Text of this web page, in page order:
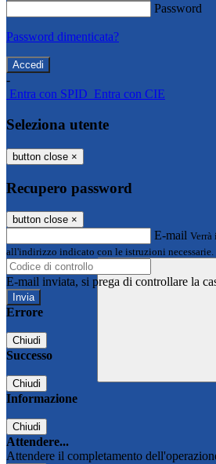
Password
Password dimenticata?
-
Entra con SPID Entra con CIE
Seleziona utente
button close ×
Recupero password
button close ×
E-mail Verrà
all'indirizzo indicato con le istruzioni necessarie.
E-mail inviata, si prega di controllare la
Errore
Chiudi
Successo
Chiudi
Informazione
Chiudi
Attendere...
Attendere il completamento